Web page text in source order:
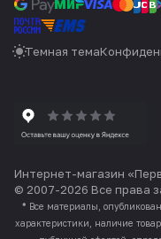
Темная тема
Интернет-магазин
© 2007-2026 Все права
* Все материалы,
характеристики, наличие